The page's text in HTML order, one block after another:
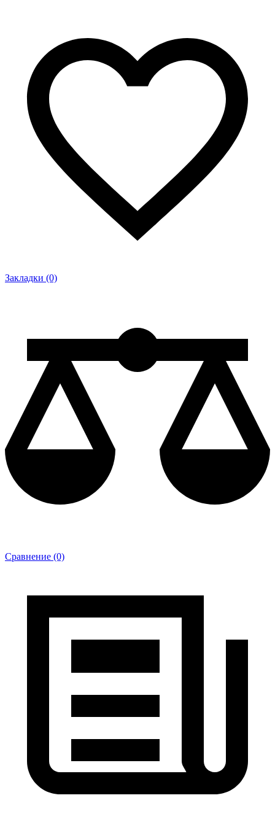
Закладки (0)
Сравнение (0)